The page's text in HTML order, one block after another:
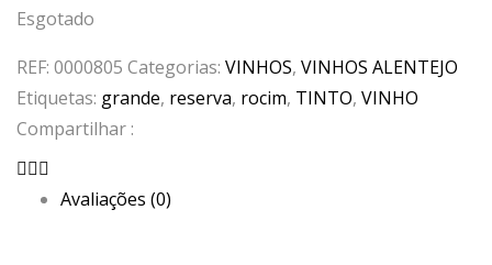
Esgotado
REF: 0000805 Categorias: VINHOS, VINHOS ALENTEJO
Etiquetas: grande, reserva, rocim, TINTO, VINHO
Compartilhar :
Avaliações (0)